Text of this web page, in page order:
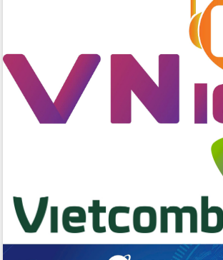
Chương trình “Gặp gỡ hữu nghị –
Friendship Meeting New Year 2026”
Bầu cử Quốc hội và HĐND: Cử tri Đắk
Lắk gửi gắm niềm tin, kỳ vọng vào lá
Đảm bảo cuộc bầu cử đại biểu Quốc
hội và đại biểu HĐND các cấp diễn ra
an toàn, hiệu quả, đúng quy định
Thủ tướng Chính phủ Phạm Minh Chính